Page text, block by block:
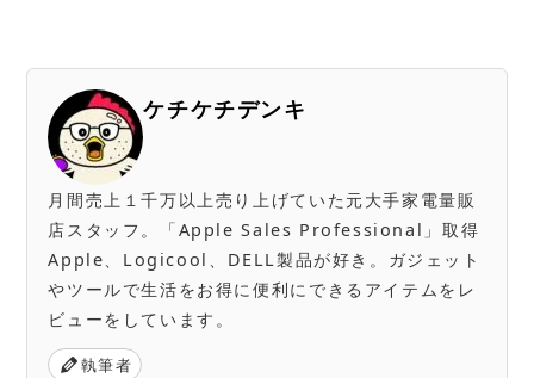
ケチケチデンキ
月間売上１千万以上売り上げていた元大手家電量販
店スタッフ。「Apple Sales Professional」取得
Apple、Logicool、DELL製品が好き。ガジェット
やツールで生活をお得に便利にできるアイテムをレ
ビューをしています。
執筆者